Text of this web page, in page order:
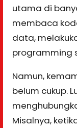
utama di
membaca
data,
programming
Namun,
belum cukup.
Misalnya,